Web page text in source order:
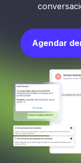
Agendar